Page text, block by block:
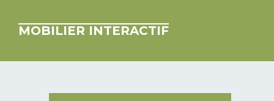
MOBILIER INTERACTIF